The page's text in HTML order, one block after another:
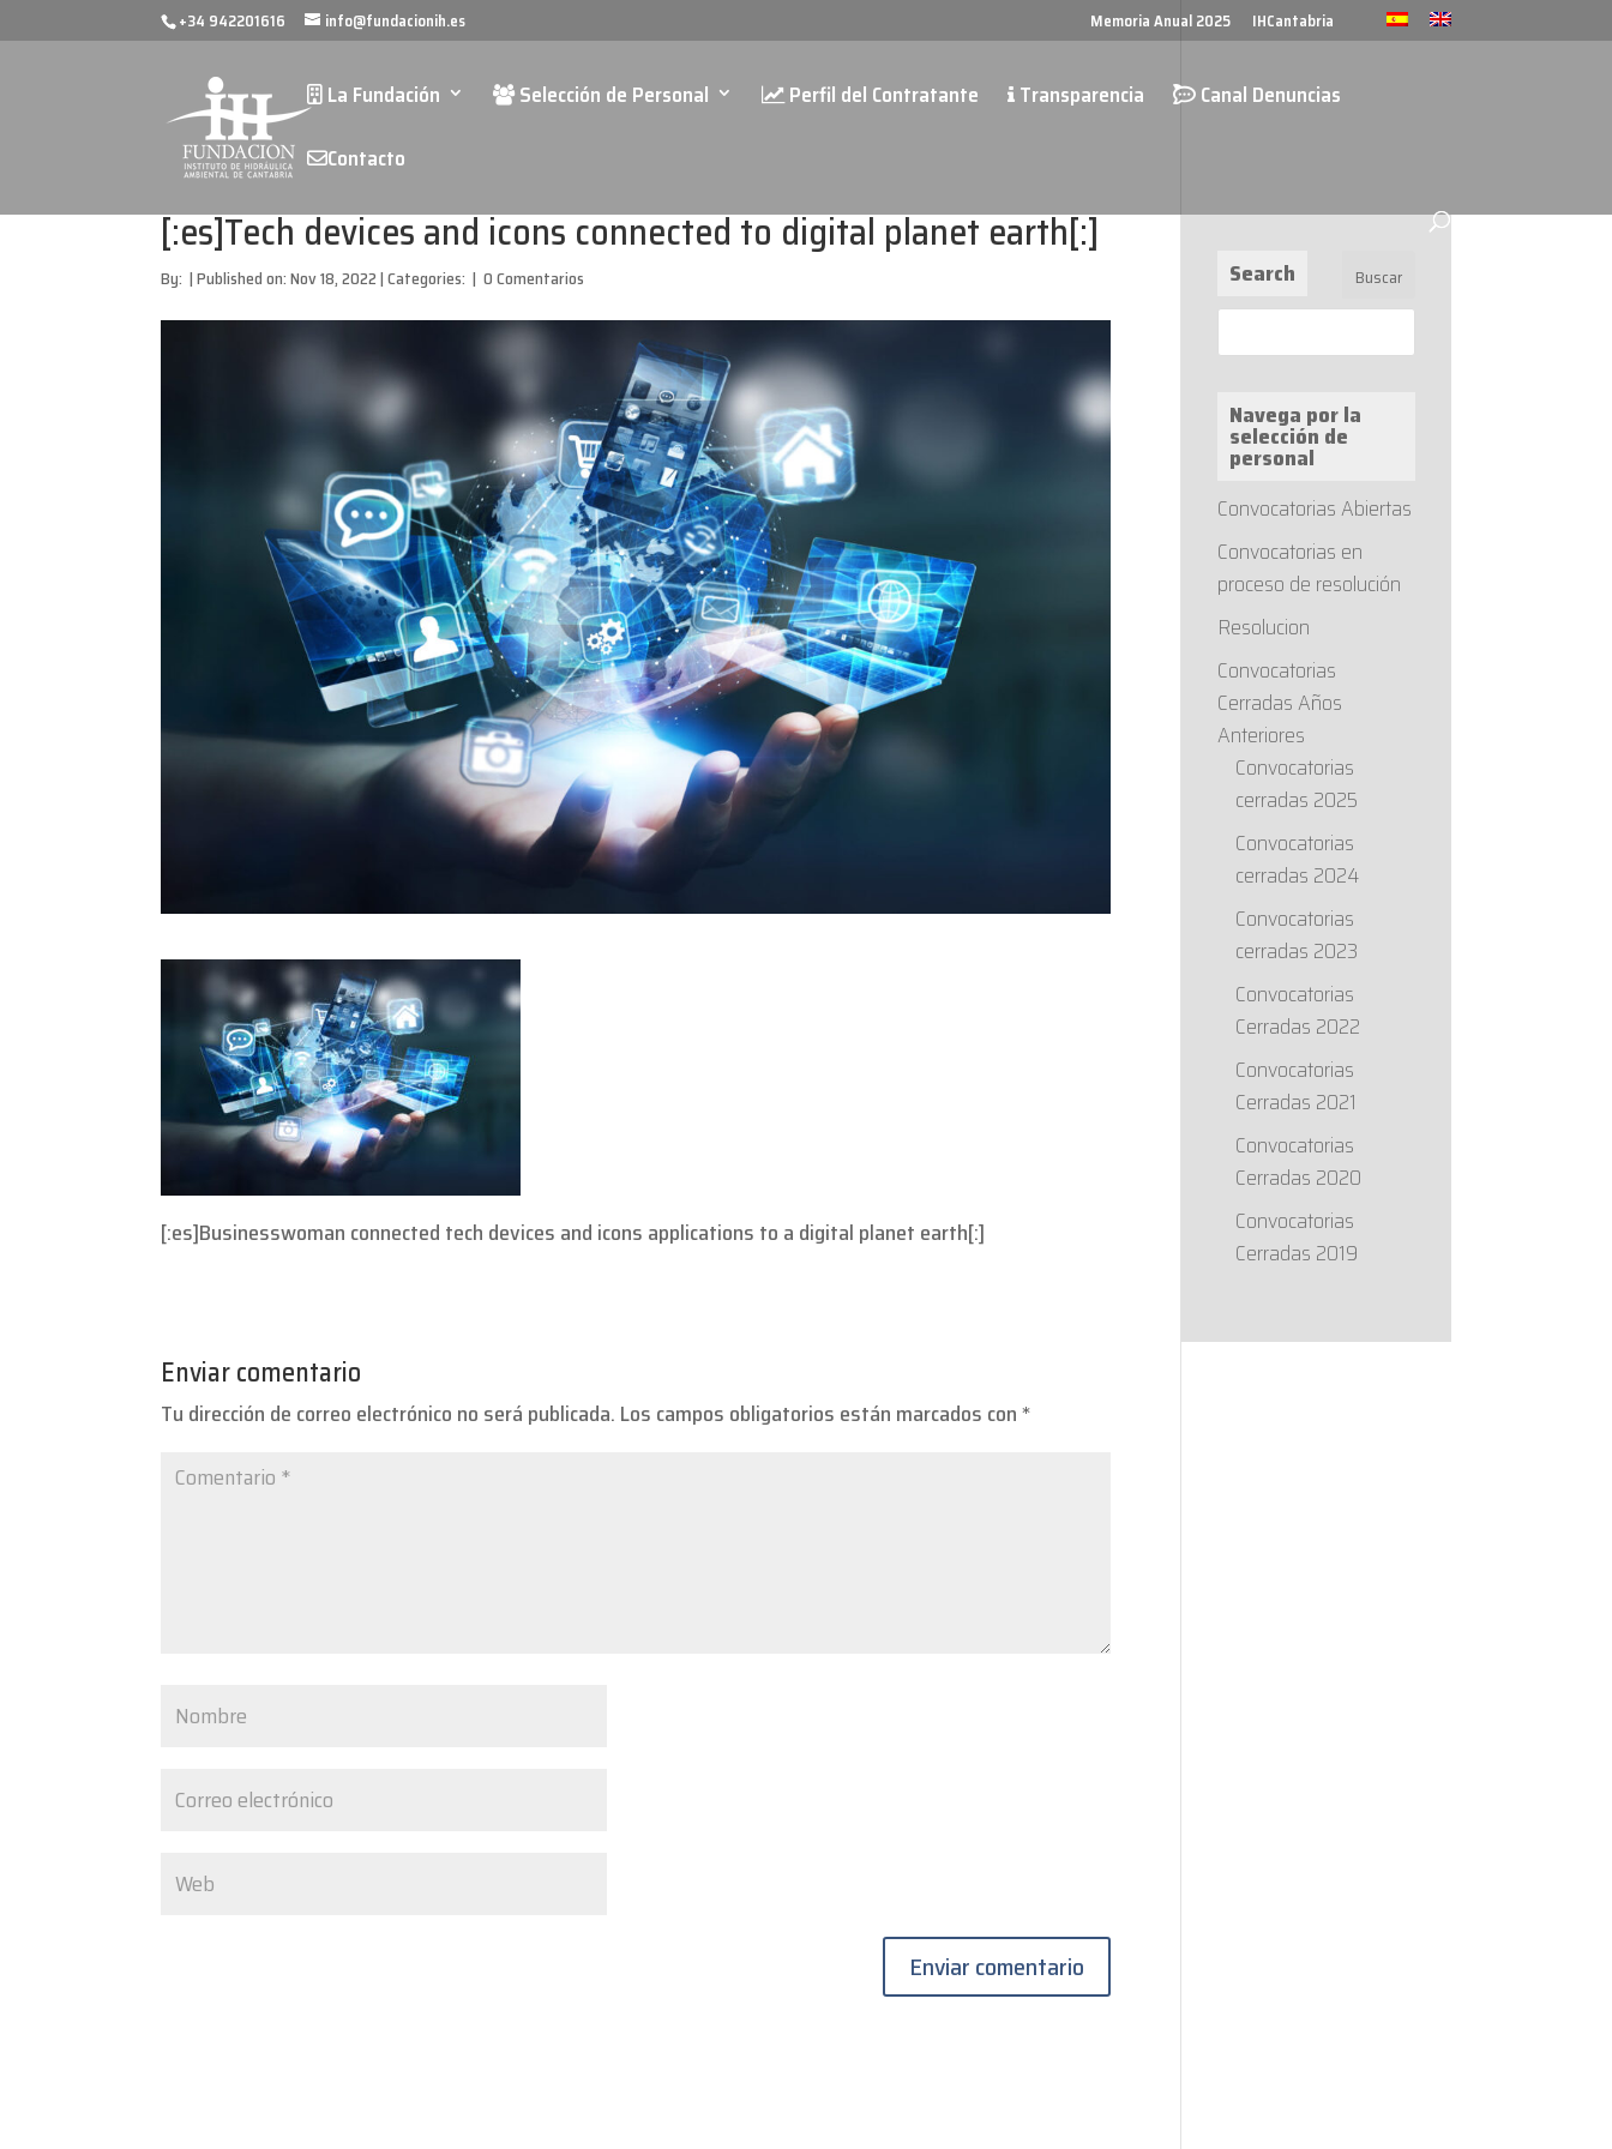
+34 942201616 info@fundacionih.es Memoria Anual 2025 IHCantabria
La Fundación Selección de Personal Perfil del Contratante Transparencia Canal Denuncias
Contacto
[:es]Tech devices and icons connected to digital planet earth[:]
By: | Published on: Nov 18, 2022 | Categories: | 0 Comentarios
[:es]Businesswoman connected tech devices and icons applications to a digital planet earth[:]
Enviar comentario
Tu dirección de correo electrónico no será publicada. Los campos obligatorios están marcados con*
Search
Navega por la
selección de
personal
Convocatorias Abiertas
Convocatorias en
proceso de resolución
Resolucion
Convocatorias
Cerradas Años
Anteriores
Convocatorias
cerradas 2025
Convocatorias
cerradas 2024
Convocatorias
cerradas 2023
Convocatorias
Cerradas 2022
Convocatorias
Cerradas 2021
Convocatorias
Cerradas 2020
Convocatorias
Cerradas 2019